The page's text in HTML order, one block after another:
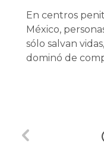
En centros
México,
sólo salvan
dominó de